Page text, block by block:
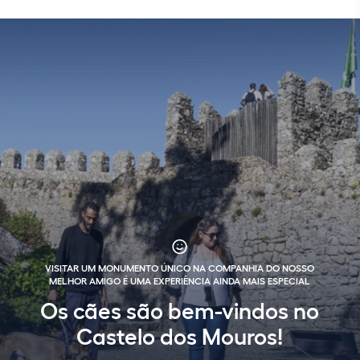
VISITAR UM MONUMENTO ÚNICO NA COMPANHIA DO NOSSO
MELHOR AMIGO É UMA EXPERIÊNCIA AINDA MAIS ESPECIAL
Os cães são bem-vindos no
Castelo dos Mouros!